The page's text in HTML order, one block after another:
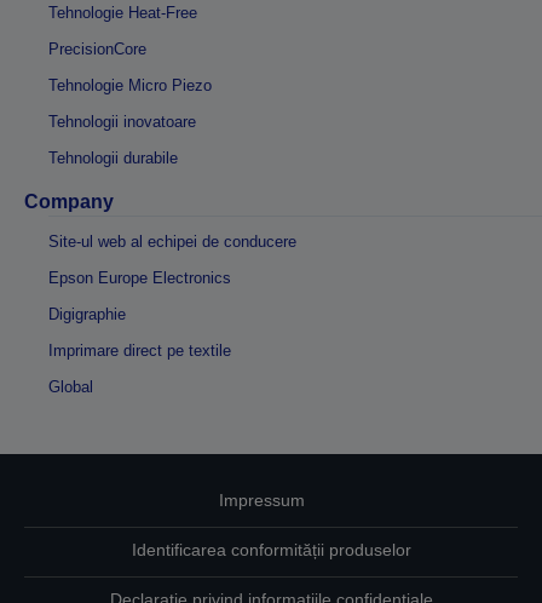
Tehnologie Heat-Free
PrecisionCore
Tehnologie Micro Piezo
Tehnologii inovatoare
Tehnologii durabile
Company
Site-ul web al echipei de conducere
Epson Europe Electronics
Digigraphie
Imprimare direct pe textile
Global
Impressum
Identificarea conformității produselor